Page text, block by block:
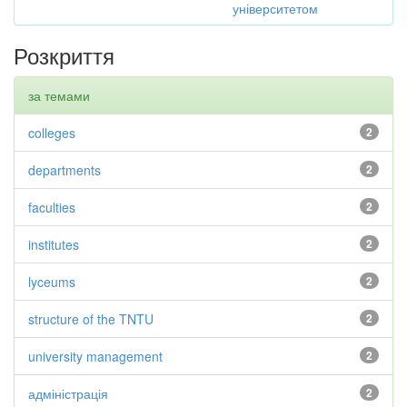
університетом
Розкриття
за темами
2
colleges
2
departments
2
faculties
2
institutes
2
lyceums
2
structure of the TNTU
2
university management
2
адміністрація